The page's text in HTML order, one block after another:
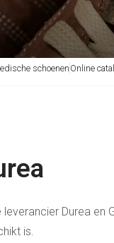
schoenenOnline
Durea en
is.